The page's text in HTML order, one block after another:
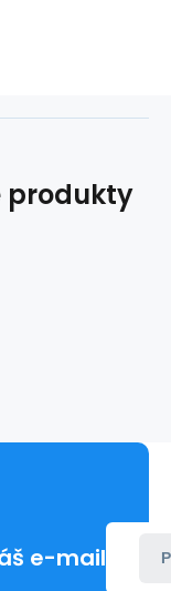
produkty
e-mail